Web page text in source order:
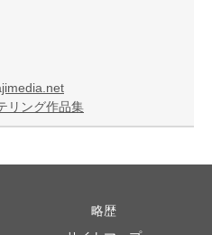
リング作品集
略歴